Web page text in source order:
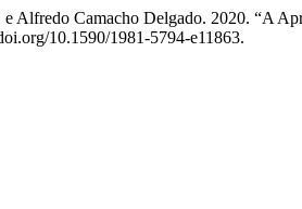
Alfredo Camacho Delgado. 2020. “A
10.1590/1981-5794-e11863.